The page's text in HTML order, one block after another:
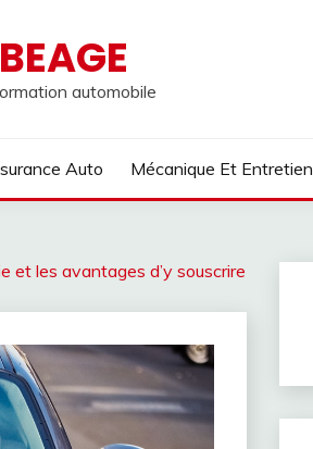
automobile
Auto Mécanique Et Entretien
et les avantages d’y souscrire